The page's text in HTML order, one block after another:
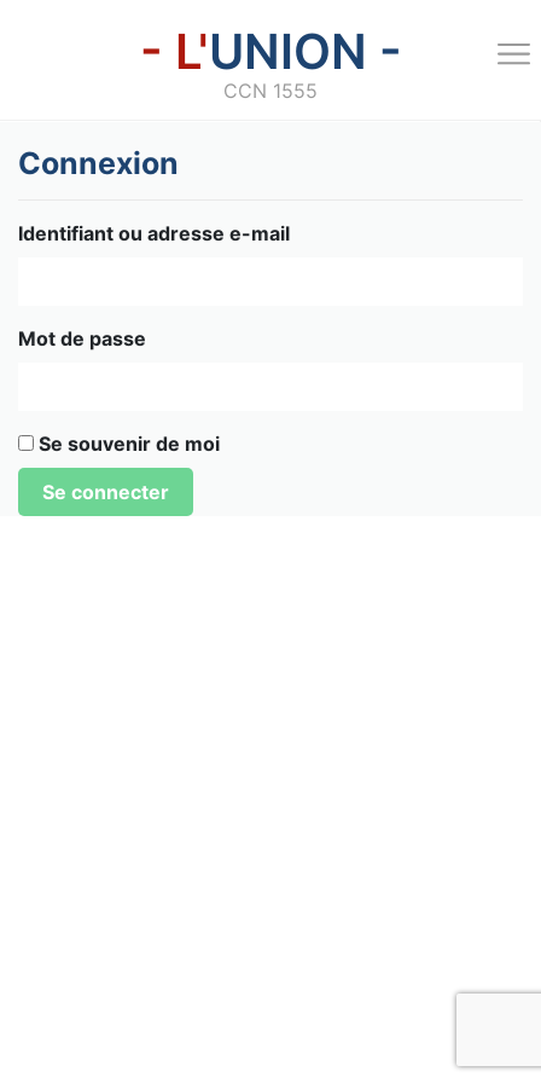
- L'UNION -
CCN 1555
Connexion
Identifiant ou adresse e-mail
Mot de passe
Se souvenir de moi